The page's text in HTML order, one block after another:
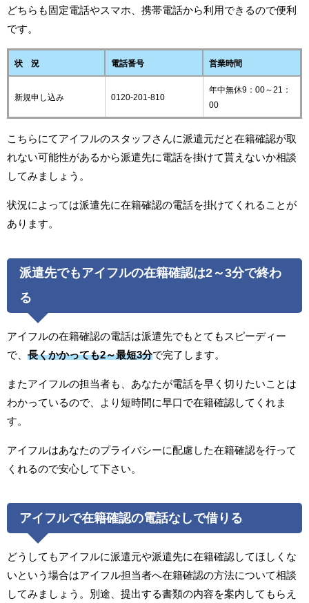
どちらも固定電話やスマホ、携帯電話から利用できるので便利
です。
状 況 電話番号 営業時間
新規申し込み 0120-201-810
年中無休9：00～21：
00
こちらにてアイフルのスタッフさんに派遣元だと在籍確認が取
れない可能性があるから派遣先に電話を掛けて貰えないか相談
してみましょう。
状況によっては派遣先に在籍確認の電話を掛けてくれることが
あります。
派遣先でもアイフルの在籍確認は2～3分で終わ
る
アイフルの在籍確認の電話は派遣先でもとてもスピーディー
で、 長くかかっても2～最短3分で完了します。
またアイフルの担当者も、あなたが電話を早く切りたいことは
わかっているので、より短時間に早口で在籍確認してくれま
す。
アイフルはあなたのプライバシーに配慮した在籍確認を行って
くれるので安心して下さい。
アイフルで在籍確認の電話なしで借りる
どうしてもアイフルに派遣元や派遣先に在籍確認してほしくな
いという場合はアイフル担当者へ在籍確認の方法について相談
してみましょう。別途、提出する書類の内容を案内してもらえ